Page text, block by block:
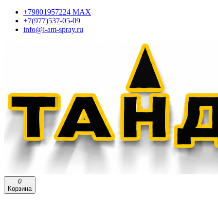
+79801957224 МАХ
+7(977)537-05-09
info@i-am-spray.ru
0
Корзина